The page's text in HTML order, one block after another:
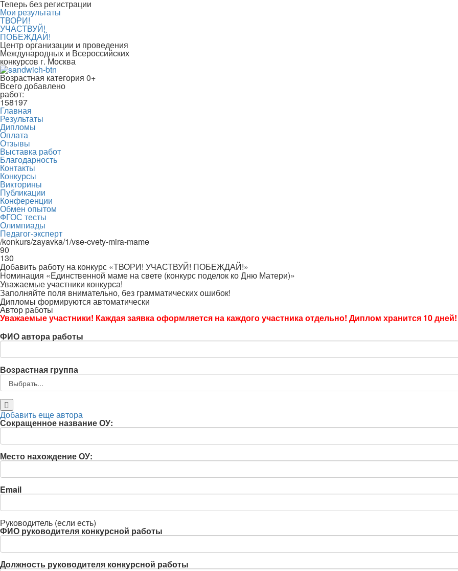
Теперь без регистрации
Мои результаты
ТВОРИ!
УЧАСТВУЙ!
ПОБЕЖДАЙ!
Центр организации и проведения
Международных и Всероссийских
конкурсов г. Москва
Возрастная категория 0+
Всего добавлено
работ:
158197
Главная
Результаты
Дипломы
Оплата
Отзывы
Выставка работ
Благодарность
Контакты
Конкурсы
Викторины
Публикации
Конференции
Обмен опытом
ФГОС тесты
Олимпиады
Педагог-эксперт
/konkurs/zayavka/1/vse-cvety-mira-mame
90
130
Добавить работу на конкурс «ТВОРИ! УЧАСТВУЙ! ПОБЕЖДАЙ!»
Номинация «Единственной маме на свете (конкурс поделок ко Дню Матери)»
Уважаемые участники конкурса!
Заполняйте поля внимательно, без грамматических ошибок!
Дипломы формируются автоматически
Автор работы
Уважаемые участники! Каждая заявка оформляется на каждого участника отдельно! Диплом хранится 10 дней!
ФИО автора работы
Возрастная группа
Добавить еще автора
Сокращенное название ОУ:
Место нахождение ОУ:
Email
Руководитель (если есть)
ФИО руководителя конкурсной работы
Должность руководителя конкурсной работы